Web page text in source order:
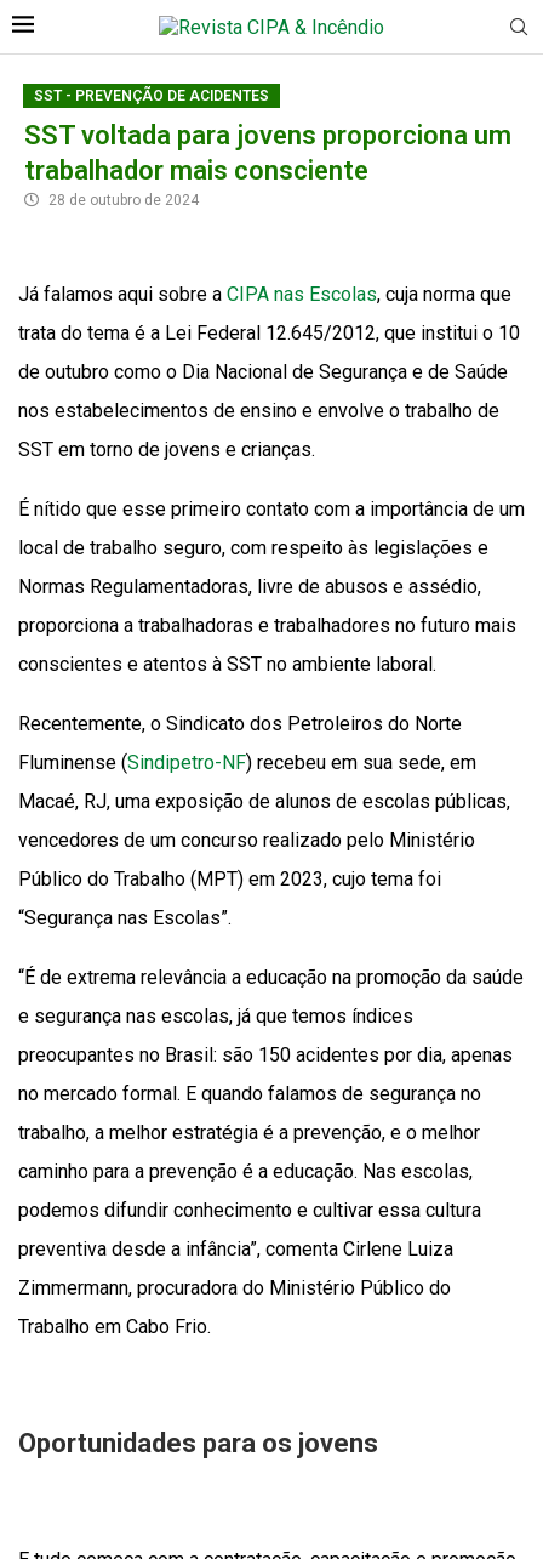
SST - PREVENÇÃO DE ACIDENTES
SST voltada para jovens proporciona um
trabalhador mais consciente
28 de outubro de 2024
Já falamos aqui sobre a CIPA nas Escolas, cuja norma que
trata do tema é a Lei Federal 12.645/2012, que institui o 10
de outubro como o Dia Nacional de Segurança e de Saúde
nos estabelecimentos de ensino e envolve o trabalho de
SST em torno de jovens e crianças.
É nítido que esse primeiro contato com a importância de um
local de trabalho seguro, com respeito às legislações e
Normas Regulamentadoras, livre de abusos e assédio,
proporciona a trabalhadoras e trabalhadores no futuro mais
conscientes e atentos à SST no ambiente laboral.
Recentemente, o Sindicato dos Petroleiros do Norte
Fluminense (Sindipetro-NF) recebeu em sua sede, em
Macaé, RJ, uma exposição de alunos de escolas públicas,
vencedores de um concurso realizado pelo Ministério
Público do Trabalho (MPT) em 2023, cujo tema foi
“Segurança nas Escolas”.
“É de extrema relevância a educação na promoção da saúde
e segurança nas escolas, já que temos índices
preocupantes no Brasil: são 150 acidentes por dia, apenas
no mercado formal. E quando falamos de segurança no
trabalho, a melhor estratégia é a prevenção, e o melhor
caminho para a prevenção é a educação. Nas escolas,
podemos difundir conhecimento e cultivar essa cultura
preventiva desde a infância”, comenta Cirlene Luiza
Zimmermann, procuradora do Ministério Público do
Trabalho em Cabo Frio.
Oportunidades para os jovens